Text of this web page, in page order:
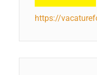
https://